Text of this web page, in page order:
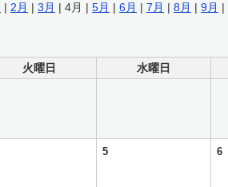
| 2月 | 3月 | 4月 | 5月 | 6月 | 7月 | 8月 | 9月 |
火曜日 水曜日
5 6